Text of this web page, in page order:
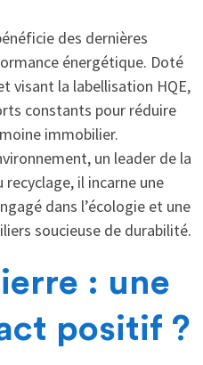
des dernières
énergétique. Doté
visant la labellisation HQE,
constants pour réduire
immobilier.
un leader de la
il incarne une
dans l’écologie et une
soucieuse de durabilité.
: une
positif ?